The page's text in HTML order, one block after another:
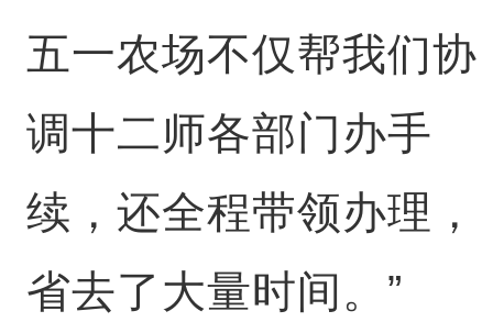
五一农场不仅帮我们协
调十二师各部门办手
续，还全程带领办理，
省去了大量时间。”